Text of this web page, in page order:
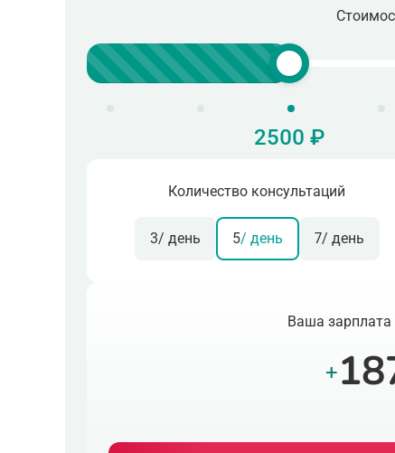
2500 ₽
Количество консультаций
3/ день 5/ день 7/ день
Ваша зарплата
+